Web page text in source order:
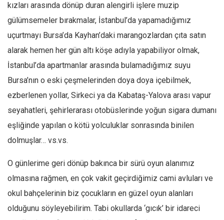
İslam Dünyası
Amerika
Dosyalar
kızları arasında dönüp duran alengirli işlere muzip
gülümsemeler bırakmalar, İstanbul’da yapamadığımız
uçurtmayı Bursa’da Kayhan’daki marangozlardan çıta satın
alarak hemen her gün altı köşe adıyla yapabiliyor olmak,
İstanbul’da apartmanlar arasında bulamadığımız suyu
Bursa’nın o eski çeşmelerinden doya doya içebilmek,
ezberlenen yollar, Sirkeci ya da Kabataş-Yalova arası vapur
seyahatleri, şehirlerarası otobüslerinde yoğun sigara dumanı
eşliğinde yapılan o kötü yolculuklar sonrasında binilen
dolmuşlar… vs.vs.
O günlerime geri dönüp bakınca bir sürü oyun alanımız
olmasına rağmen, en çok vakit geçirdiğimiz cami avluları ve
okul bahçelerinin biz çocukların en güzel oyun alanları
olduğunu söyleyebilirim. Tabi okullarda ‘gıcık’ bir idareci